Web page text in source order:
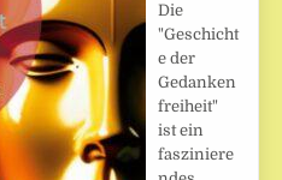
Die
"Geschicht
e der
Gedanken
freiheit"
ist ein
fasziniere